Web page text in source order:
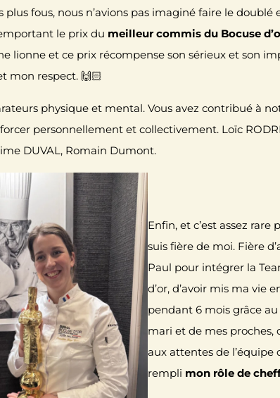
plus fous, nous n’avions pas imaginé faire le
le prix du meilleur commis du Bocuse
lionne et ce prix récompense son sérieux et son
mon respect. 🙌🏻
physique et mental. Vous avez contribué à
personnellement et collectivement. Loïc
DUVAL , Romain Dumont.
Enfin, et c’est assez rare
suis fière de moi. Fière
Paul pour intégrer la
d’or, d’avoir mis ma vie
pendant 6 mois grâce
mari et de mes proches,
aux attentes de l’équipe
rempli mon rôle de